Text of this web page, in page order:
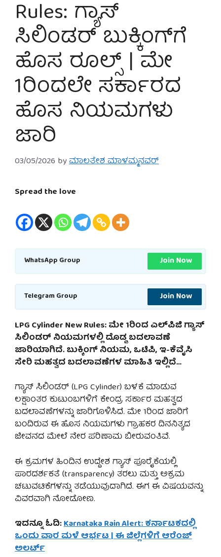
Rules: ಗ್ಯಾಸ್
ಸಿಲಿಂಡರ್ ಬುಕ್ಕಿಂಗ್‌ಗೆ
ಹೊಸ ರೂಲ್ಸ್ | ಮೇ
1ರಿಂದಲೇ ಸರ್ಕಾರದ
ಹೊಸ ನಿಯಮಗಳು
ಜಾರಿ
03/05/2026 byಮಾಲತೇಶ ಮಾಳಮ್ಮನವರ್
Spread the love
WhatsApp Group Join Now
Telegram Group Join Now
LPG Cylinder New Rules: ಮೇ 1ರಿಂದ ಎಲ್‌ಪಿಜಿ ಗ್ಯಾಸ್
ಸಿಲಿಂಡರ್ ನಿಯಮಗಳಲ್ಲಿ ದೊಡ್ಡ ಬದಲಾವಣೆ
ಜಾರಿಯಾಗಿದೆ. ಬುಕ್ಕಿಂಗ್ ನಿಯಮ, ಒಟಿಪಿ, ಇ-ಕೆವೈಸಿ
ಸೇರಿ ಮಹತ್ವದ ಬದಲಾವಣೆಗಳ ಮಾಹಿತಿ ಇಲ್ಲಿದೆ…
ಗ್ಯಾಸ್ ಸಿಲಿಂಡರ್ (LPG Cylinder) ಬಳಕೆ ಮಾಡುವ
ಲಕ್ಷಾಂತರ ಕುಟುಂಬಗಳಿಗೆ ಕೇಂದ್ರ ಸರ್ಕಾರ ಮಹತ್ವದ
ಬದಲಾವಣೆಗಳನ್ನು ಜಾರಿಗೊಳಿಸಿದೆ. ಮೇ 1ರಿಂದ ಜಾರಿಗೆ
ಬಂದಿರುವ ಈ ಹೊಸ ನಿಯಮಗಳು ಗ್ರಾಹಕರ ದಿನನಿತ್ಯದ
ಜೀವನದ ಮೇಲೆ ನೇರ ಪರಿಣಾಮ ಬೀರುವಂತಿವೆ.
ಈ ಕ್ರಮಗಳ ಹಿಂದಿನ ಉದ್ದೇಶ ಗ್ಯಾಸ್ ಪೂರೈಕೆಯಲ್ಲಿ
ಪಾರದರ್ಶಕತೆ (transparency) ತರಲು ಮತ್ತು ಅಕ್ರಮ
ಚಟುವಟಿಕೆಗಳನ್ನು ತಡೆಯುವುದಾಗಿದೆ. ಈಗ ಈ ವಿಷಯವನ್ನು
ವಿವರವಾಗಿ ನೋಡೋಣ.
ಇದನ್ನೂ ಓದಿ:Karnataka Rain Alert: ಕರ್ನಾಟಕದಲ್ಲಿ
ಒಂದು ವಾರ ಮಳೆ ಆರ್ಭಟ | ಈ ಜಿಲ್ಲೆಗಳಿಗೆ ಆರೆಂಜ್
ಅಲರ್ಟ್